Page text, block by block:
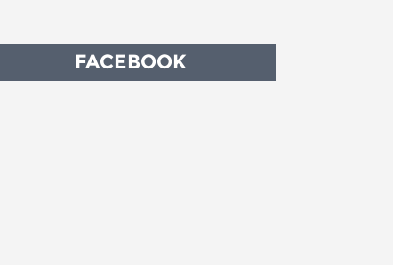
FACEBOOK